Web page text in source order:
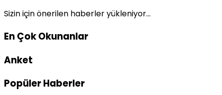
Sizin için önerilen haberler yükleniyor...
En Çok Okunanlar
Anket
Popüler Haberler